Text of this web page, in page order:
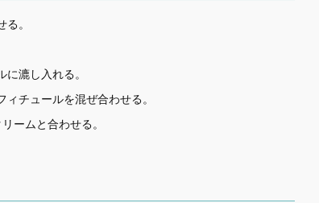
。
漉し入れる。
チュールを混ぜ合わせる。
ームと合わせる。